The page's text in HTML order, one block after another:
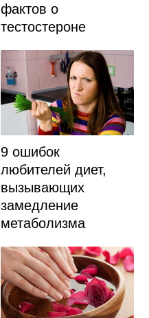
фактов о
тестостероне
9 ошибок
любителей диет,
вызывающих
замедление
метаболизма